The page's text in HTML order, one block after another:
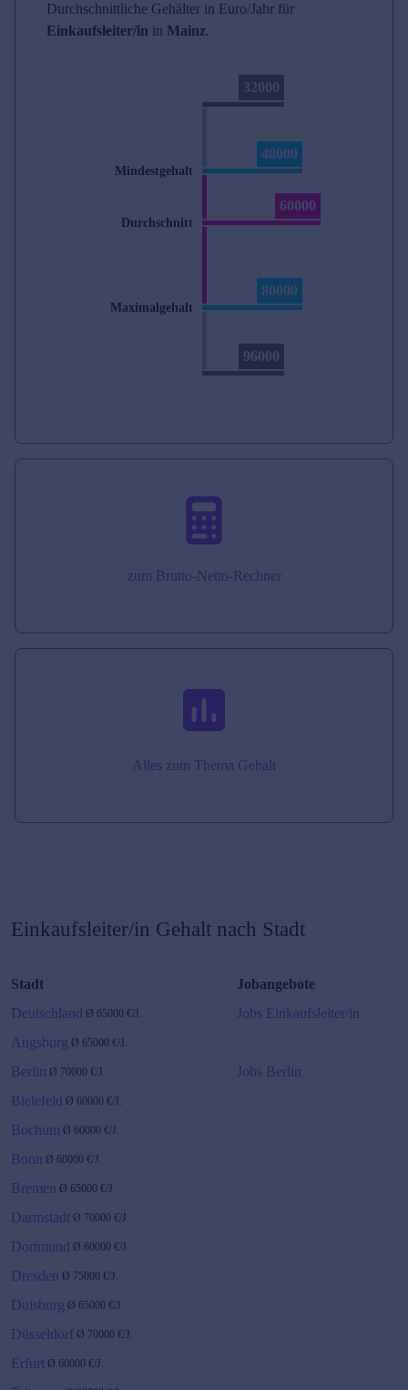
Durchschnittliche Gehälter in Euro/Jahr für
Einkaufsleiter/in in Mainz.
32000
48000
Mindestgehalt
60000
Durchschnitt
80000
Maximalgehalt
96000
zum Brutto-Netto-Rechner
Alles zum Thema Gehalt
Einkaufsleiter/in Gehalt nach Stadt
Stadt
Jobangebote
Deutschland Ø 65000 €/J.
Jobs Einkaufsleiter/in
Augsburg Ø 65000 €/J.
Berlin Ø 70000 €/J.
Jobs Berlin
Bielefeld Ø 60000 €/J.
Bochum Ø 60000 €/J.
Bonn Ø 60000 €/J.
Bremen Ø 65000 €/J.
Darmstadt Ø 70000 €/J.
Dortmund Ø 60000 €/J.
Dresden Ø 75000 €/J.
Duisburg Ø 65000 €/J.
Düsseldorf Ø 70000 €/J.
Erfurt Ø 60000 €/J.